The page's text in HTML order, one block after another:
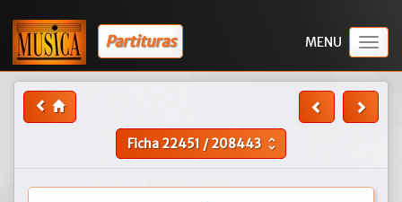
Partituras
Ficha22451 /208443 unfold_more